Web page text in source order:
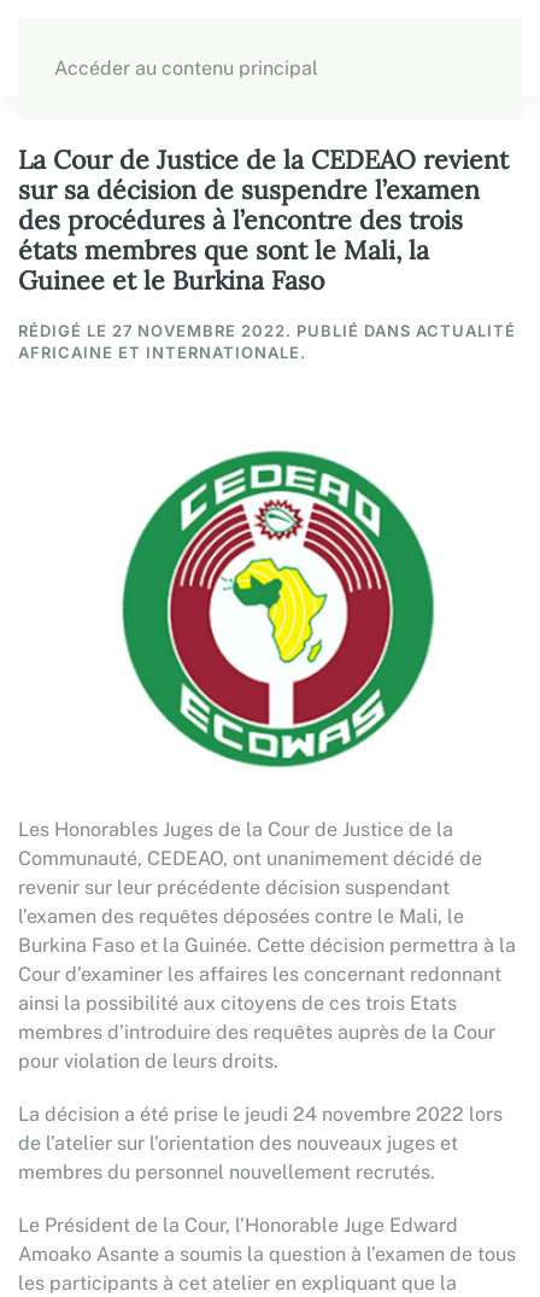
Accéder au contenu principal
La Cour de Justice de la CEDEAO revient
sur sa décision de suspendre l’examen
des procédures à l’encontre des trois
états membres que sont le Mali, la
Guinee et le Burkina Faso
RÉDIGÉ LE 27 NOVEMBRE 2022. PUBLIÉ DANS ACTUALITÉ
AFRICAINE ET INTERNATIONALE.
Les Honorables Juges de la Cour de Justice de la
Communauté, CEDEAO, ont unanimement décidé de
revenir sur leur précédente décision suspendant
l’examen des requêtes déposées contre le Mali, le
Burkina Faso et la Guinée. Cette décision permettra à la
Cour d’examiner les affaires les concernant redonnant
ainsi la possibilité aux citoyens de ces trois Etats
membres d’introduire des requêtes auprès de la Cour
pour violation de leurs droits.
La décision a été prise le jeudi 24 novembre 2022 lors
de l’atelier sur l’orientation des nouveaux juges et
membres du personnel nouvellement recrutés.
Le Président de la Cour, l’Honorable Juge Edward
Amoako Asante a soumis la question à l’examen de tous
les participants à cet atelier en expliquant que la